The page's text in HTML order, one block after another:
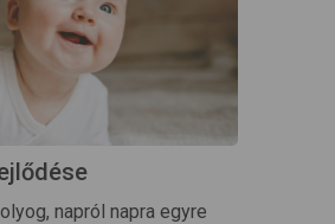
napról napra egyre